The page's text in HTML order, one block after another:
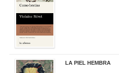
LA PIEL HEMBRA